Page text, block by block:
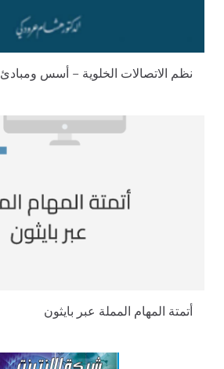
نظم الاتصالات الخلوية – أسس ومبادئ
أتمتة المهام المملة عبر بايثون